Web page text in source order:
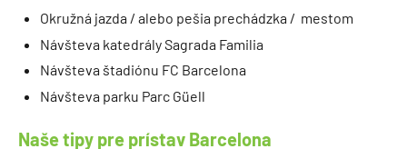
Okružná jazda / alebo pešia prechádzka / mestom
Návšteva katedrály Sagrada Familia
Návšteva štadiónu FC Barcelona
Návšteva parku Parc Güell
Naše tipy pre prístav Barcelona